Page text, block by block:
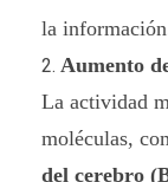
e
u
r
la
Aumento
La actividad
moléculas,
del cerebro